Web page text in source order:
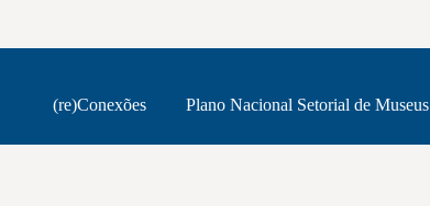
(re)Conexões Plano Nacional Setorial de Museus